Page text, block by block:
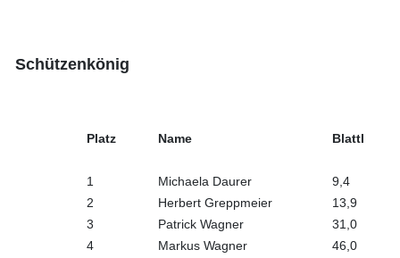
Schützenkönig
Platz Name Blattl
1 Michaela Daurer
9,4
2
Herbert Greppmeier
13,9
3
Patrick Wagner
31,0
4
Markus Wagner
46,0